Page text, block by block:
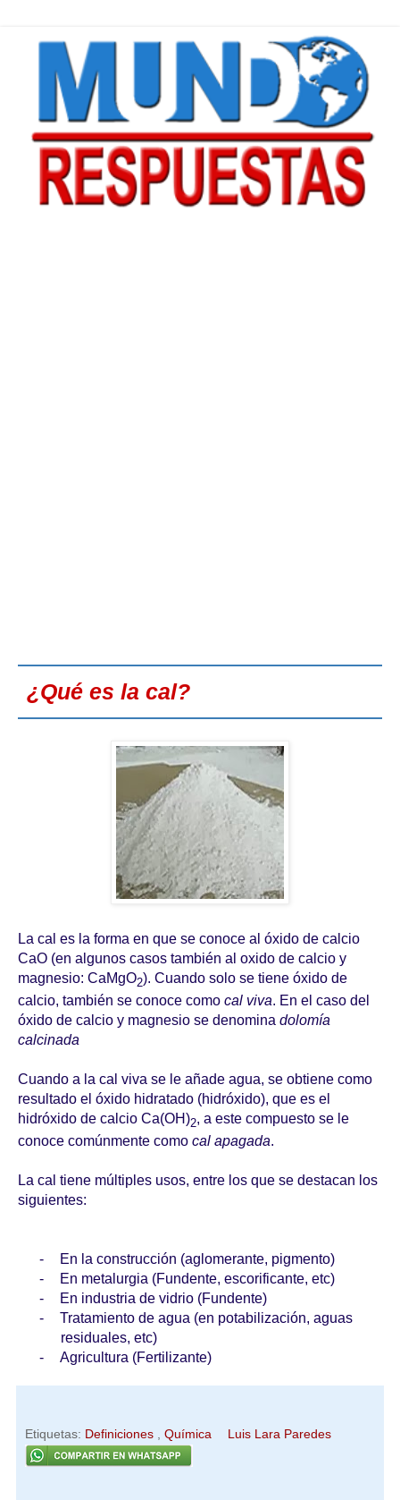
¿Qué es la cal?
La cal es la forma en que se conoce al óxido de calcio
CaO (en algunos casos también al oxido de calcio y
magnesio: CaMgO2). Cuando solo se tiene óxido de
calcio, también se conoce como cal viva. En el caso del
óxido de calcio y magnesio se denomina dolomía
calcinada
Cuando a la cal viva se le añade agua, se obtiene como
resultado el óxido hidratado (hidróxido), que es el
hidróxido de calcio Ca(OH)2, a este compuesto se le
conoce comúnmente como cal apagada.
La cal tiene múltiples usos, entre los que se destacan los
siguientes:
-
En la construcción (aglomerante, pigmento)
-
En metalurgia (Fundente, escorificante, etc)
-
En industria de vidrio (Fundente)
-
Tratamiento de agua (en potabilización, aguas
residuales, etc)
-
Agricultura (Fertilizante)
Etiquetas: Definiciones Química Luis Lara Paredes